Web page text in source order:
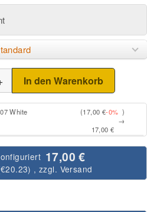
White
(17,00 €-0% )
→
17,00 €
17,00 €
€20.23) , zzgl. Versand
In den Warenkorb